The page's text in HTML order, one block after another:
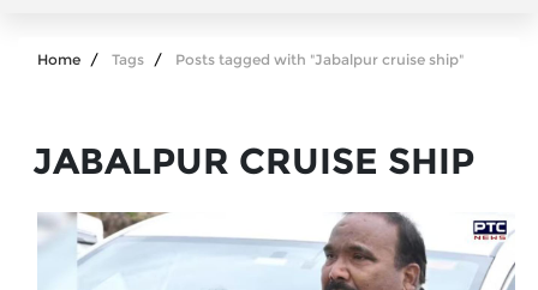
Home Tags Posts tagged with "Jabalpur cruise ship"
JABALPUR CRUISE SHIP